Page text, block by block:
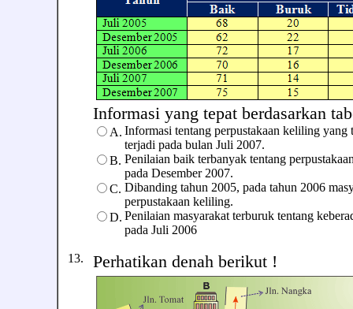
Informasi yang tepat berdasarkan
A. Informasi tentang perpustakaan keliling yang
terjadi pada bulan Juli 2007.
B. Penilaian baik terbanyak tentang
pada Desember 2007.
C. Dibanding tahun 2005, pada tahun 2006
perpustakaan keliling.
D. Penilaian masyarakat terburuk tentang
pada Juli 2006
13. Perhatikan denah berikut !